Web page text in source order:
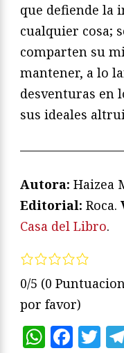
que defiende la
cualquier cosa;
comparten su
mantener, a lo
desventuras en
sus ideales
Autora: Haizea
Editorial: Roca.
Casa del Libro.
0/5 (0
por favor)